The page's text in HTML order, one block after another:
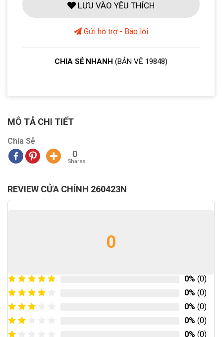
LƯU VÀO YÊU THÍCH
Gửi hỗ trợ - Báo lỗi
CHIA SẺ NHANH (BẢN VẼ 19848)
MÔ TẢ CHI TIẾT
Chia Sẻ
0
Shares
REVIEW CỬA CHÍNH 260423N
0
0% (0)
0% (0)
0% (0)
0% (0)
0% (0)